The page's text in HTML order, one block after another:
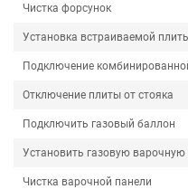
Чистка форсунок
Установка встраиваемой
Подключение
Отключение плиты от стояка
Подключить газовый баллон
Установить газовую варочную
Чистка варочной панели